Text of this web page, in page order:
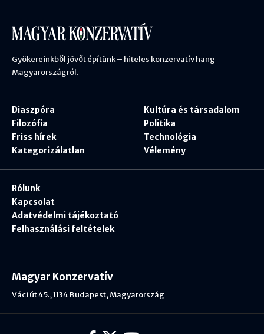
Gyökereinkből jövőt építünk – hiteles konzervatív hang
Magyarországról.
Diaszpóra
Filozófia
Friss hírek
Kategorizálatlan
Kultúra és társadalom
Politika
Technológia
Vélemény
Rólunk
Kapcsolat
Adatvédelmi tájékoztató
Felhasználási feltételek
Magyar Konzervatív
Váci út 45., 1134 Budapest, Magyarország